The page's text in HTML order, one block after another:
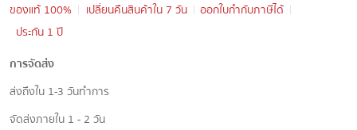
ของแท้ 100%
เปลี่ยนคืนสินค้าใน 7 วัน
ออกใบกำกับภาษีได้
ประกัน 1 ปี
การจัดส่ง
ส่งถึงใน 1-3 วันทำการ
จัดส่งภายใน 1 - 2 วัน